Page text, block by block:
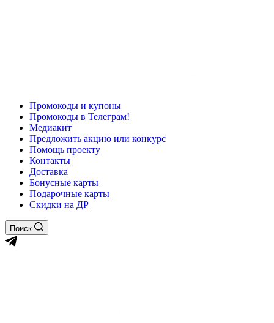
Промокоды и купоны
Промокоды в Телеграм!
Медиакит
Предложить акцию или конкурс
Помощь проекту
Контакты
Доставка
Бонусные карты
Подарочные карты
Скидки на ДР
Поиск